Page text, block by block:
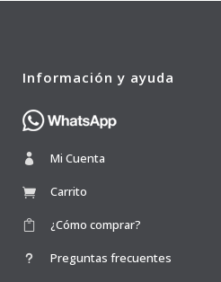
Información y ayuda
Mi Cuenta
Carrito
¿Cómo comprar?
Preguntas frecuentes